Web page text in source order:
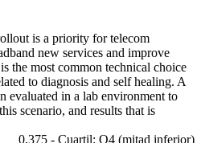
is a priority for telecom
new services and improve
the most common technical choice
to diagnosis and self healing. A
evaluated in a lab environment to
scenario, and results that is
0,375 - Cuartil: Q4 (mitad inferior)